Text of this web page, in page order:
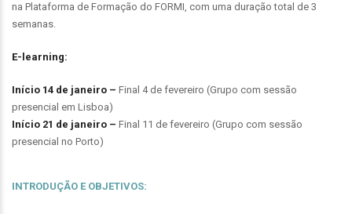
na Plataforma de Formação do FORMI, com uma duração total de 3
semanas.
E-learning:
Início 14 de janeiro – Final 4 de fevereiro (Grupo com sessão
presencial em Lisboa)
Início 21 de janeiro – Final 11 de fevereiro (Grupo com sessão
presencial no Porto)
INTRODUÇÃO E OBJETIVOS: